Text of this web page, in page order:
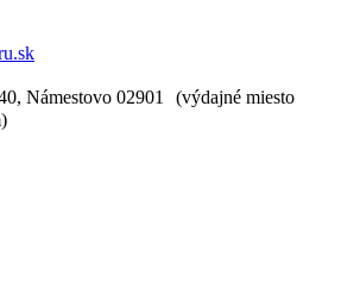
Námestovo 02901 (výdajné miesto